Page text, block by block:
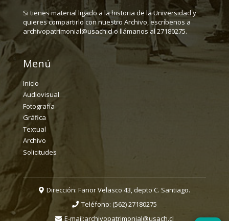
Si tienes material ligado a la historia de la Universidad y
quieres compartirlo con nuestro Archivo, escríbenos a
archivopatrimonial@usach.cl o llámanos al 27180275.
Menú
Inicio
Audiovisual
Fotografía
Gráfica
Textual
Archivo
Solicitudes
Dirección: Fanor Velasco 43, depto C. Santiago.
Teléfono: (562) 27180275
E-mail:archivopatrimonial@usach.cl